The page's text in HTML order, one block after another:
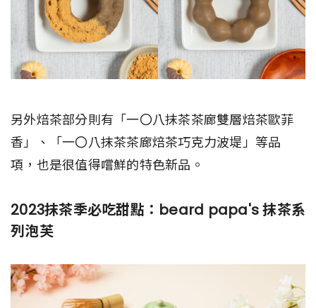
另外焙茶部分則有「一〇八抹茶茶廊雙層焙茶歐菲
香」、「一〇八抹茶茶廊焙茶巧克力波堤」等品
項，也是很值得嚐鮮的特色新品。
2023抹茶季必吃甜點：beard papa's 抹茶系
列泡芙